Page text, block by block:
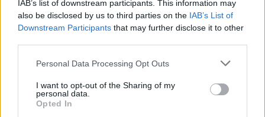
IAB’s list of downstream participants. This information may
also be disclosed by us to third parties on the IAB’s List of
Downstream Participants that may further disclose it to other
Please note that this website/app uses one or more Google
not limited to your visit or usage behaviour. You may click to
grant or deny consent to Google and its third-party tags to
use your data for below specified purposes in below Google
Personal Data Processing Opt Outs
I want to opt-out of the Sharing of my
personal data.
Opted In
Gyorsan terjed a 3D nyomtatás a
cipőiparban